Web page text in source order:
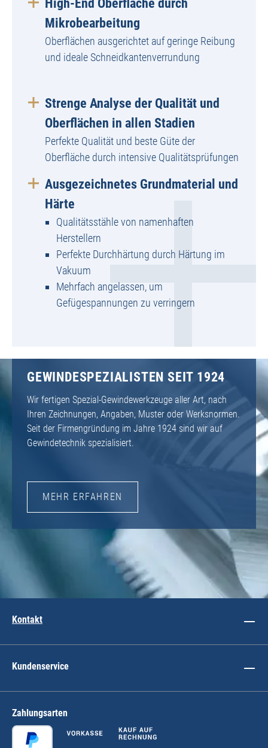
High-End Oberfläche durch
Mikrobearbeitung
Oberflächen ausgerichtet auf geringe Reibung
und ideale Schneidkantenverrundung
Strenge Analyse der Qualität und
Oberflächen in allen Stadien
Perfekte Qualität und beste Güte der
Oberfläche durch intensive Qualitätsprüfungen
Ausgezeichnetes Grundmaterial und
Härte
Qualitätsstähle von namenhaften
Herstellern
Perfekte Durchhärtung durch Härtung im
Vakuum
Mehrfach angelassen, um
Gefügespannungen zu verringern
GEWINDESPEZIALISTEN SEIT 1924
Wir fertigen Spezial-Gewindewerkzeuge aller Art, nach
Ihren Zeichnungen, Angaben, Muster oder Werksnormen.
Seit der Firmengründung im Jahre 1924 sind wir auf
Gewindetechnik spezialisiert.
MEHR ERFAHREN
Kontakt
Kundenservice
Zahlungsarten